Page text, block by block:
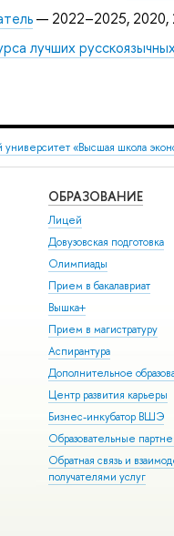
— 2022–2025, 2020,
лучших
университет «Высшая школа
ОБРАЗОВАНИЕ
Лицей
Довузовская подготовка
Олимпиады
Прием в бакалавриат
Вышка+
Прием в магистратуру
Аспирантура
Дополнительное
Центр развития карьеры
Бизнес-инкубатор ВШЭ
Образовательные
Обратная связь и
получателями услуг